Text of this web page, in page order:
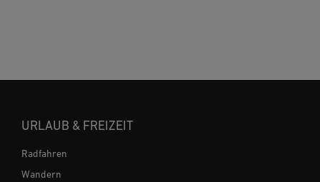
URLAUB & FREIZEIT
Radfahren
Wandern